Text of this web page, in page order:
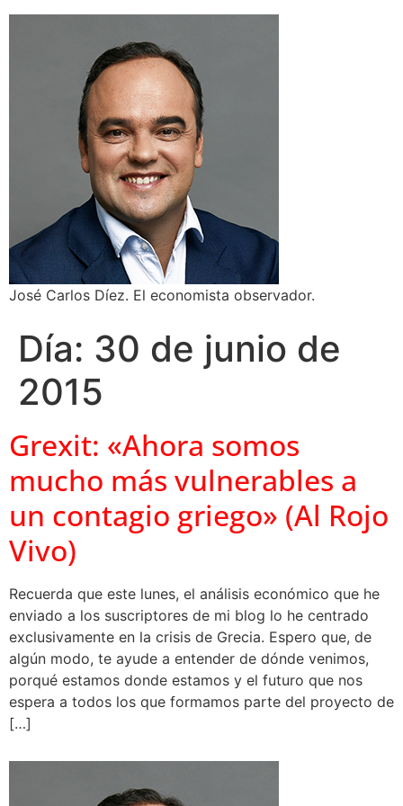
José Carlos Díez. El economista observador.
Día: 30 de junio de
2015
Grexit: «Ahora somos
mucho más vulnerables a
un contagio griego» (Al Rojo
Vivo)
Recuerda que este lunes, el análisis económico que he
enviado a los suscriptores de mi blog lo he centrado
exclusivamente en la crisis de Grecia. Espero que, de
algún modo, te ayude a entender de dónde venimos,
porqué estamos donde estamos y el futuro que nos
espera a todos los que formamos parte del proyecto de
[…]